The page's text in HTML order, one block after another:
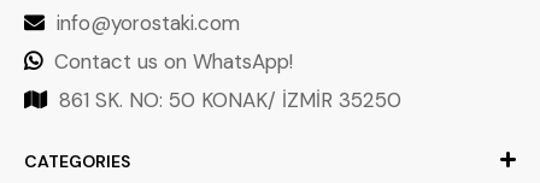
info@yorostaki.com
Contact us on WhatsApp!
861 SK. NO: 50 KONAK/ İZMİR 35250
CATEGORIES